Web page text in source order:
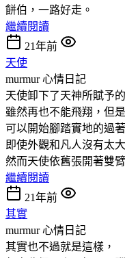
餅伯，一路好走。
繼續閱讀
21年前
天使
murmur心情日記
天使卸下了天神所賦予
雖然再也不能飛翔，但
可以開始腳踏實地的過
即使外觀和凡人沒有太
然而天使依舊張開著雙臂
繼續閱讀
21年前
其實
murmur心情日記
其實也不過就是這樣，